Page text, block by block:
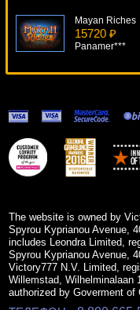
Mayan Riches
15720 ₽
Panamer***
Invaders
5481 ₽
Egoistik***
Roller Derby
The website is owned by
Spyrou Kyprianou Avenue,
includes Leondra Limited,
Spyrou Kyprianou Avenue,
Victory777 N.V. Limited,
Willemstad, Wilhelminalaan
authorized by Goverment of